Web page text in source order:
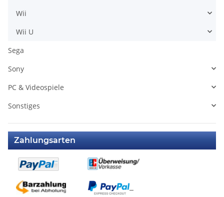
Wii
Wii U
Sega
Sony
PC & Videospiele
Sonstiges
Zahlungsarten